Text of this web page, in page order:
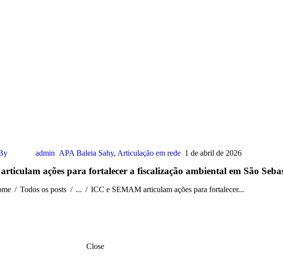
admin APA Baleia Sahy, Articulação em rede 1 de abril de 2026
ações para fortalecer a fiscalização ambiental em São
Todos os posts ... ICC e SEMAM articulam ações para fortalecer...
Close